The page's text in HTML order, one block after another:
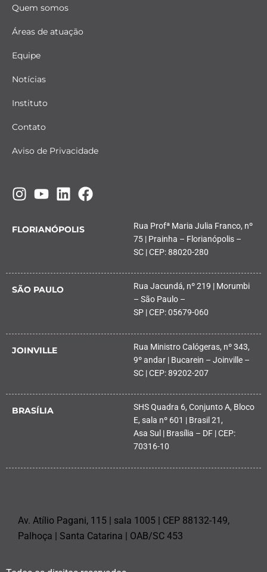
Quem somos
Áreas de atuação
Equipe
Notícias
Instituto
Contato
Aviso de Privacidade
FLORIANÓPOLIS
Rua Profª Maria Julia Franco, nº
75 | Prainha – Florianópolis –
SC | CEP: 88020-280
SÃO PAULO
Rua Jacundá, nº 219 | Morumbi
– São Paulo –
SP | CEP: 05679-060
JOINVILLE
Rua Ministro Calógeras, nº 343,
9º andar | Bucarein – Joinville –
SC | CEP: 89202-207
BRASÍLIA
SHS Quadra 6, Conjunto A, Bloco
E, sala nº 601 | Brasil 21,
Asa Sul | Brasília – DF | CEP:
70316-10
Av. Atílio Pagani, 115 | sala 1005 | CEP 88132-149,
Palhoça | Santa Catarina | OAB/SC 453